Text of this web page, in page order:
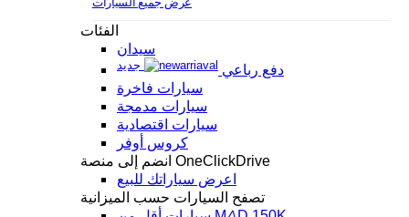
الفئات
سيدان
دفع رباعي
جديد
سيارات فاخرة
سيارات مدمجة
سيارات اقتصادية
كروس أوفر
انضم إلى منصة OneClickDrive
اعرض سياراتك للبيع
تصفح السيارات حسب الميزانية